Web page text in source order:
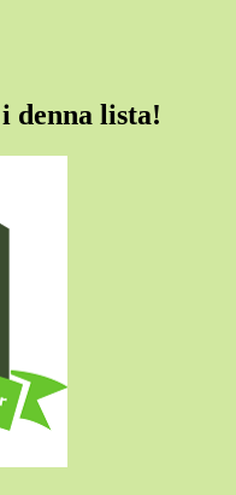
denna lista!